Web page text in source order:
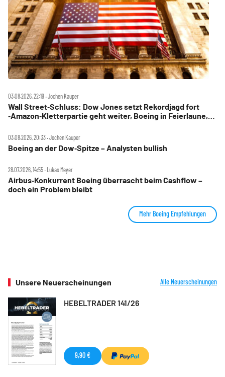
03.08.2026, 22:19 ‧ Jochen Kauper
Wall Street‑Schluss: Dow Jones setzt Rekordjagd fort
‑Amazon‑Kletterpartie geht weiter, Boeing in Feierlaune,
03.08.2026, 20:33 ‧ Jochen Kauper
Boeing an der Dow‑Spitze – Analysten bullish
28.07.2026, 14:55 ‧ Lukas Meyer
Airbus‑Konkurrent Boeing überrascht beim Cashflow –
doch ein Problem bleibt
Mehr Boeing Empfehlungen
Unsere Neuerscheinungen Alle Neuerscheinungen
HEBELTRADER 141/26
9,90 €